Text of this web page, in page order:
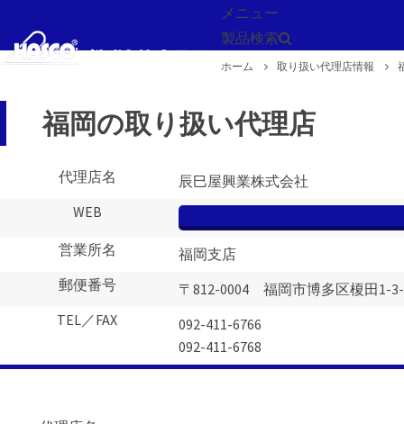
メニュー
製品検索
ホーム 取り扱い代理店情報
福岡の取り扱い代理店
代理店名
辰巳屋興業株式会社
WEB
営業所名
福岡支店
郵便番号
〒812-0004 福岡市博多区榎田1-
TEL／FAX
092-411-6766
092-411-6768